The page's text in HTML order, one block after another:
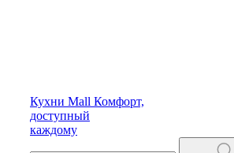
Кухни Mall Комфорт,
доступный
каждому